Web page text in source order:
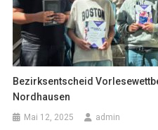
Bezirksentscheid
Nordhausen
Mai 12, 2025 admin